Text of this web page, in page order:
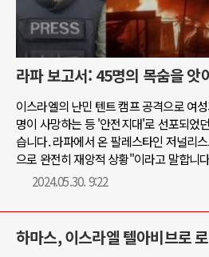
라파 보고서: 45명의 목숨을 앗
이스라엘의 난민 텐트 캠프 공격으로 여
명이 사망하는 등 '안전지대'로 선포되었
습니다. 라파에서 온 팔레스타인 저널리
으로 완전히 재앙적 상황"이라고 말합니
2024.05.30. 9:22
하마스, 이스라엘 텔아비브로